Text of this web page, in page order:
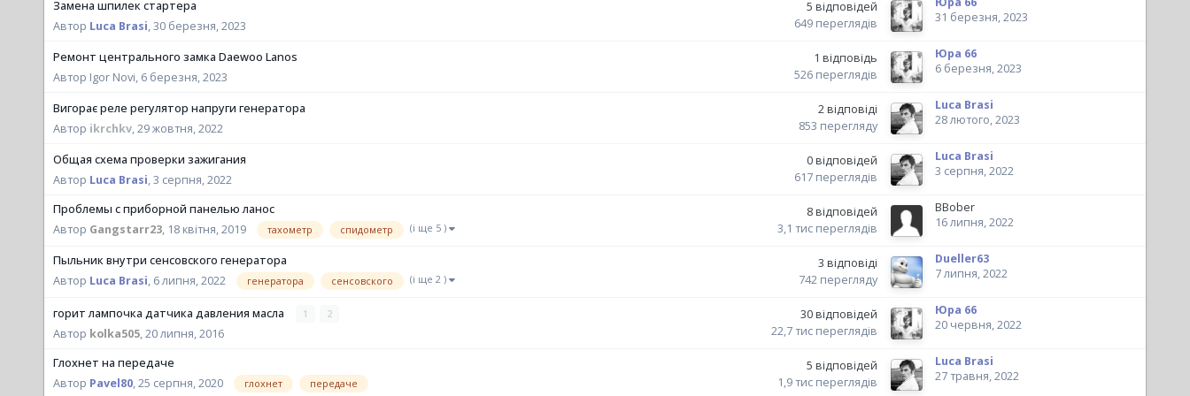
Замена шпилек стартера
Автор Luca Brasi,30 березня, 2023
5 відповідей
649 переглядів
31 березня, 2023
Ремонт центрального замка Daewoo Lanos
Автор Igor Novi, 6 березня, 2023
1 відповідь
526 переглядів
Юра 66
6 березня, 2023
Вигорає реле регулятор напруги генератора
Автор ikrchkv,29 жовтня, 2022
2відповіді
853 перегляду
Luca Brasi
28 лютого, 2023
Общая схема проверки зажигания
Автор Luca Brasi,3 серпня, 2022
0відповідей
617 переглядів
Luca Brasi
3 серпня, 2022
Проблемы с приборной панелью ланос
Автор Gangstarr23, 18 квітня, 2019 тахометр спидометр (і ще 5 )
8відповідей
3,1 тис переглядів
BBober
16 липня, 2022
Пыльник внутри сенсовского генератора
Автор Luca Brasi, 6 липня, 2022 генератора сенсовского (і ще 2 )
3 відповіді
742 перегляду
Dueller63
7 липня, 2022
горит лампочка датчика давления масла 1 2
Автор kolka505,20 липня, 2016
30відповідей
22,7 тис переглядів
Юра 66
20 червня, 2022
Глохнет на передаче
Автор Pavel80,25 серпня, 2020 глохнет передаче
5 відповідей
1,9 тис переглядів
Luca Brasi
27 травня, 2022